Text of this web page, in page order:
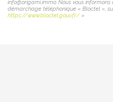
info@origami.immo. Nous vous
démarchage téléphonique « Bloctel »,
https://www.bloctel.gouv.fr/ »